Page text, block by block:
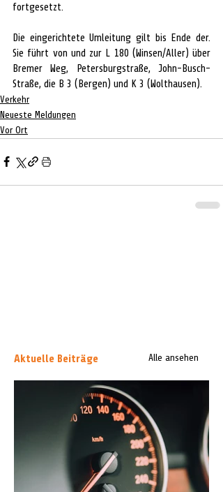
fortgesetzt.
Die eingerichtete Umleitung gilt bis Ende der.
Sie führt von und zur L 180 (Winsen/Aller) über
Bremer Weg, Petersburgstraße, John-Busch-
Straße, die B 3 (Bergen) und K 3 (Wolthausen).
Verkehr
Neueste Meldungen
Vor Ort
Aktuelle Beiträge Alle ansehen